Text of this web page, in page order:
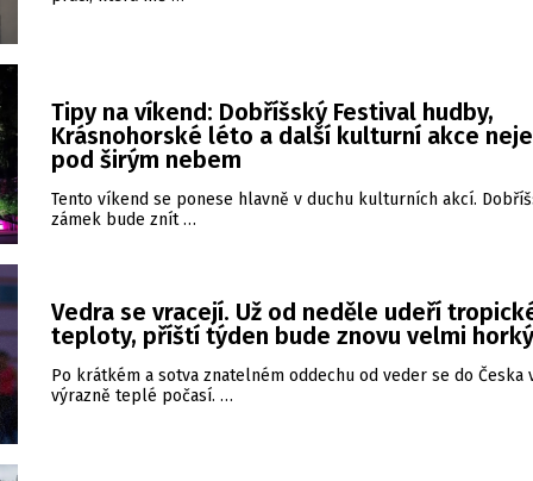
Tipy na víkend: Dobříšský Festival hudby,
Krásnohorské léto a další kulturní akce
pod širým nebem
Tento víkend se ponese hlavně v duchu kulturních akcí.
zámek bude znít …
Vedra se vracejí. Už od neděle udeří
teploty, příští týden bude znovu velmi horký
Po krátkém a sotva znatelném oddechu od veder se do Česka
výrazně teplé počasí. …